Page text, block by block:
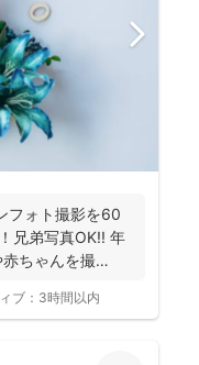
フォト撮影を60
兄弟写真OK!! 年
ちゃんを撮
ブ： 3時間以内